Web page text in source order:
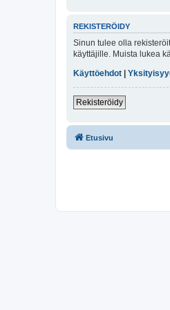
REKISTERÖIDY
Sinun tulee olla
käyttäjille. Muista lukea
Käyttöehdot |
Rekisteröidy
Etusivu